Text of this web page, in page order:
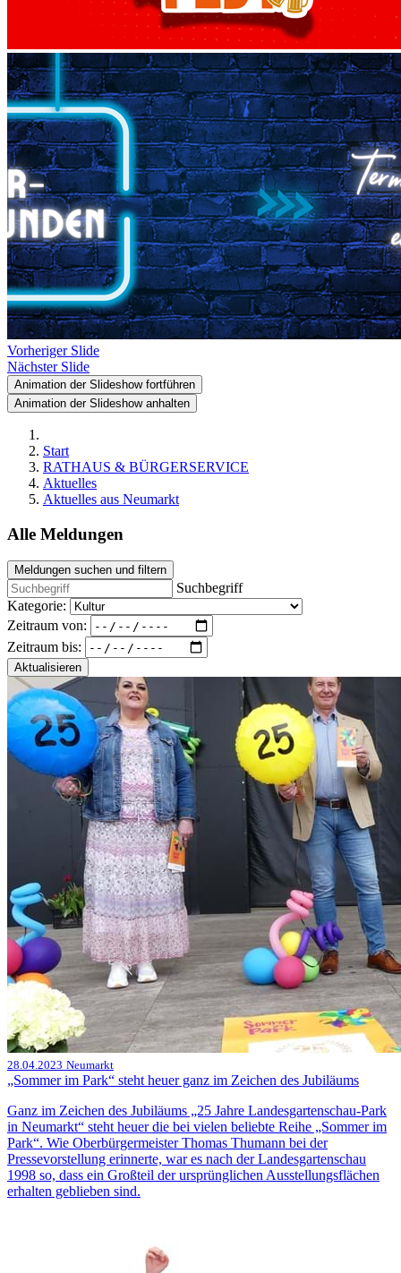
Vorheriger Slide
Nächster Slide
Animation der Slideshow fortführen
Animation der Slideshow anhalten
Start
RATHAUS & BÜRGERSERVICE
Aktuelles
Aktuelles aus Neumarkt
Alle Meldungen
Meldungen suchen und filtern
Suchbegriff
Kategorie:
Zeitraum von:
Zeitraum bis:
Aktualisieren
28.04.2023 Neumarkt
„Sommer im Park“ steht heuer ganz im Zeichen des Jubiläums
Ganz im Zeichen des Jubiläums „25 Jahre Landesgartenschau-Park
in Neumarkt“ steht heuer die bei vielen beliebte Reihe „Sommer im
Park“. Wie Oberbürgermeister Thomas Thumann bei der
Pressevorstellung erinnerte, war es nach der Landesgartenschau
1998 so, dass ein Großteil der ursprünglichen Ausstellungsflächen
erhalten geblieben sind.